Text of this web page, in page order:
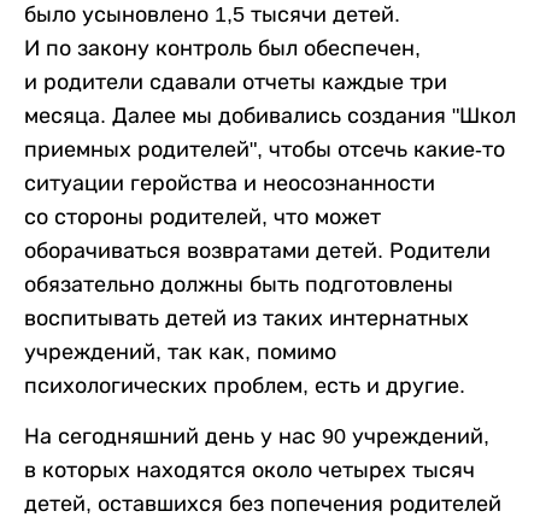
было усыновлено 1,5 тысячи детей.
И по закону контроль был обеспечен,
и родители сдавали отчеты каждые три
месяца. Далее мы добивались создания "Школ
приемных родителей", чтобы отсечь какие-то
ситуации геройства и неосознанности
со стороны родителей, что может
оборачиваться возвратами детей. Родители
обязательно должны быть подготовлены
воспитывать детей из таких интернатных
учреждений, так как, помимо
психологических проблем, есть и другие.
На сегодняшний день у нас 90 учреждений,
в которых находятся около четырех тысяч
детей, оставшихся без попечения родителей